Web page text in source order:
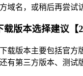
域名，或稍后再尝试
载版本选择建议【
载版本主要包括官方
有第三方版本、测试